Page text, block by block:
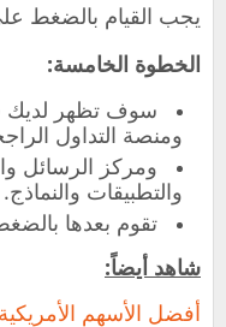
يجب القيام بالضغط
الخطوة الخامسة:
سوف تظهر لديك
ومنصة التداول
ومركز الرسائل
والتطبيقات والنماذج.
تقوم بعدها
شاهد أيضاً:
‏أفضل الأسهم